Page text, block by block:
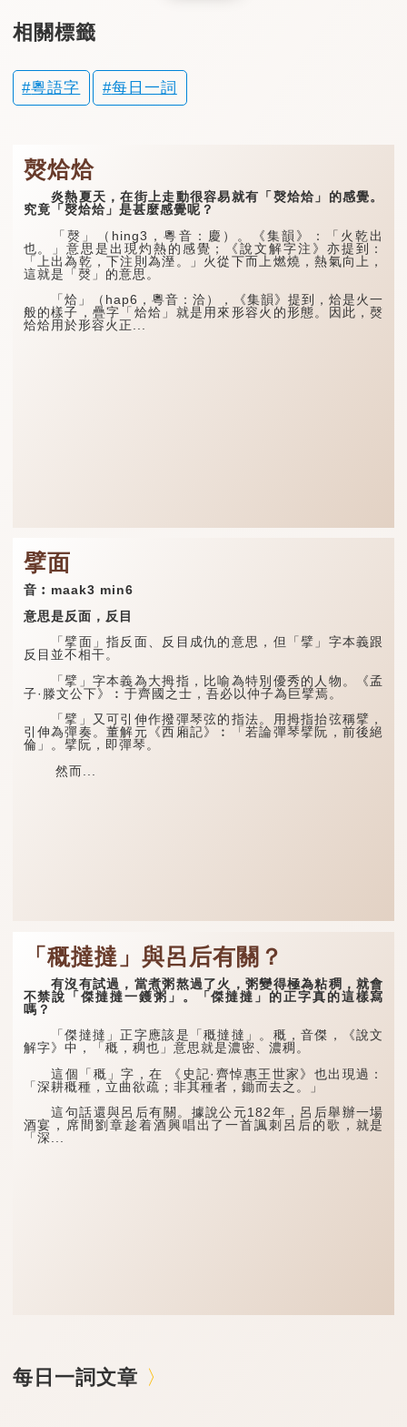
相關標籤
粵語字 每日一詞
㷫烚烚
炎熱夏天，在街上走動很容易就有「㷫烚烚」的感覺。
究竟「㷫烚烚」是甚麼感覺呢？
「㷫」（hing3，粵音：慶）。《集韻》：「火乾出
也。」意思是出現灼熱的感覺；《說文解字注》亦提到：
「上出為乾，下注則為溼。」火從下而上燃燒，熱氣向上，
這就是「㷫」的意思。
「烚」（hap6，粵音：洽），《集韻》提到，烚是火一
般的樣子，疊字「烚烚」就是用來形容火的形態。因此，㷫
烚烚用於形容火正...
擘面
音︰maak3 min6
意思是反面，反目
「擘面」指反面、反目成仇的意思，但「擘」字本義跟
反目並不相干。
「擘」字本義為大拇指，比喻為特別優秀的人物。《孟
子·滕文公下》︰于齊國之士，吾必以仲子為巨擘焉。
「擘」又可引伸作撥彈琴弦的指法。用拇指抬弦稱擘，
引伸為彈奏。董解元《西廂記》︰「若論彈琴擘阮，前後絕
倫」。擘阮，即彈琴。
然而...
「穊撻撻」與呂后有關？
有沒有試過，當煮粥熬過了火，粥變得極為粘稠，就會
不禁說「傑撻撻一鑊粥」。「傑撻撻」的正字真的這樣寫
嗎？
「傑撻撻」正字應該是「穊撻撻」。穊，音傑，《說文
解字》中，「穊，稠也」意思就是濃密、濃稠。
這個「穊」字，在 《史記·齊悼惠王世家》也出現過：
「深耕穊種，立曲欲疏；非其種者，鋤而去之。」
這句話還與呂后有關。據說公元182年，呂后舉辦一場
酒宴，席間劉章趁着酒興唱出了一首諷刺呂后的歌，就是
「深...
每日一詞文章